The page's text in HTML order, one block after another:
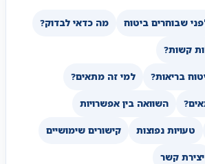
שבוחרים ביטוח מה כדאי לבדוק?
קשות?
בריאות? למי זה מתאים?
השוואה בין אפשרויות
טעויות נפוצות קישורים שימושיים
יצירת קשר